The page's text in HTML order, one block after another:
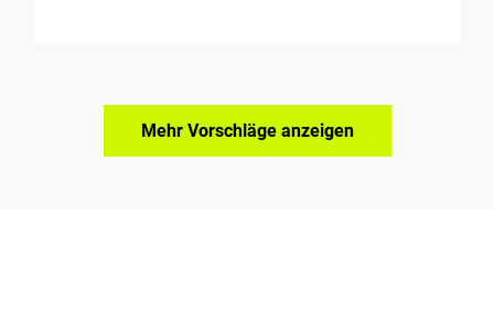
Mehr Vorschläge anzeigen